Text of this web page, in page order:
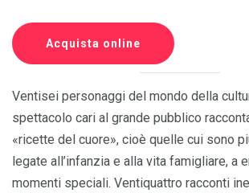
Acquista online
Ventisei personaggi del mondo della
spettacolo cari al grande pubblico
«ricette del cuore», cioè quelle cui sono
legate all’infanzia e alla vita famigliare, a
momenti speciali. Ventiquattro racconti